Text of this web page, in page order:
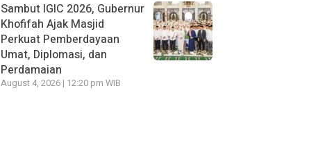
Sambut IGIC 2026, Gubernur
Khofifah Ajak Masjid
Perkuat Pemberdayaan
Umat, Diplomasi, dan
Perdamaian
August 4, 2026 | 12:20 pm WIB